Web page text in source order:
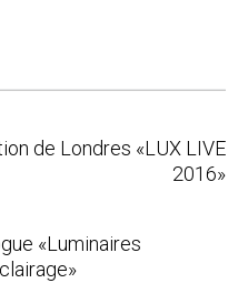
de Londres «LUX LIVE
2016»
«Luminaires